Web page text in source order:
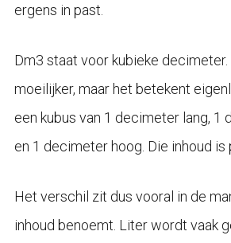
ergens in past.
Dm3 staat voor kubieke decimeter.
moeilijker, maar het betekent
een kubus van 1 decimeter lang, 1
en 1 decimeter hoog. Die inhoud is
Het verschil zit dus vooral in de
inhoud benoemt. Liter wordt vaak